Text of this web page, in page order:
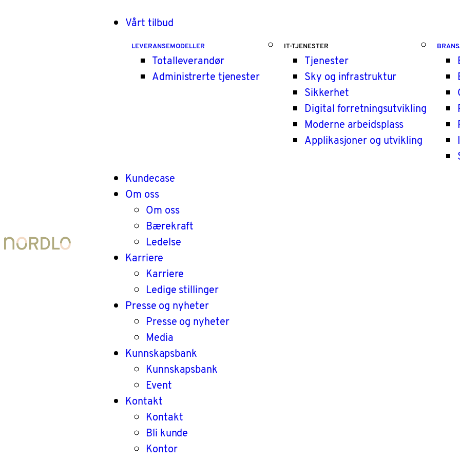
Vårt tilbud
LEVERANSEMODELLER
Totalleverandør
Administrerte tjenester
IT-TJENESTER
Tjenester
Sky og infrastruktur
Sikkerhet
Digital forretningsutvikling
Moderne arbeidsplass
Applikasjoner og utvikling
Kundecase
Om oss
Om oss
Bærekraft
Ledelse
Karriere
Karriere
Ledige stillinger
Presse og nyheter
Presse og nyheter
Media
Kunnskapsbank
Kunnskapsbank
Event
Kontakt
Kontakt
Bli kunde
Kontor